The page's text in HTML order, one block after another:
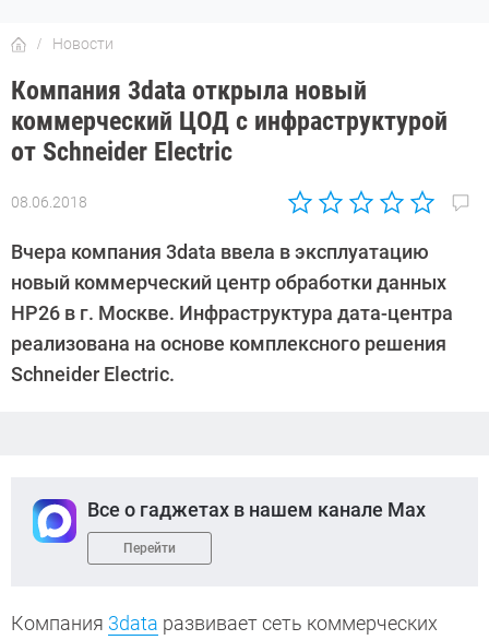
Новости
Компания 3data открыла новый
коммерческий ЦОД с инфраструктурой
от Schneider Electric
08.06.2018
Автор:
Дмитриева
Вчера компания 3data ввела в эксплуатацию
новый коммерческий центр обработки данных
НР26 в г. Москве. Инфраструктура дата-центра
реализована на основе комплексного решения
Schneider Electric.
Все о гаджетах в нашем канале Max
Перейти
Компания 3data развивает сеть коммерческих